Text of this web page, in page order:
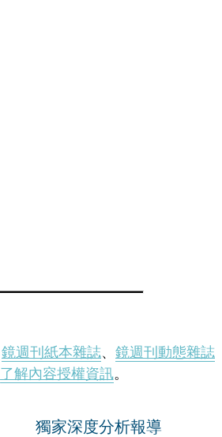
鏡週刊紙本雜誌、 鏡週刊動態雜誌
了解內容授權資訊。
獨家深度分析報導